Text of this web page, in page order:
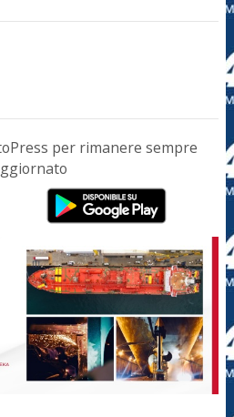
per rimanere sempre